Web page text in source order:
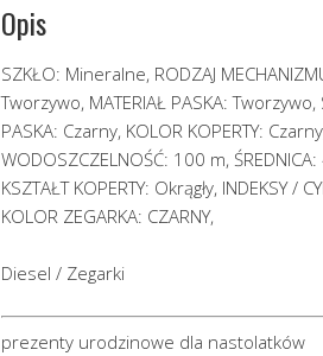
Opis
SZKŁO: Mineralne, RODZAJ
Tworzywo, MATERIAŁ PASKA:
PASKA: Czarny, KOLOR KOPERTY:
WODOSZCZELNOŚĆ: 100 m,
KSZTAŁT KOPERTY: Okrągły, INDEKSY /
KOLOR ZEGARKA: CZARNY,
Diesel / Zegarki
prezenty urodzinowe dla nastolatków